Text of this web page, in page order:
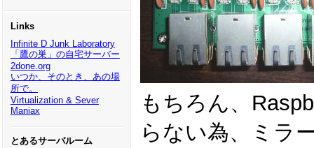
Links
Infinite D Junk Laboratory
「鷹の巣」の自宅サーバー
2done.org
いつか、そのとき、あの場
所で。
Virtualization & Sever
Maniax
とあるサーバルーム
もちろん、
らない為、ミラ